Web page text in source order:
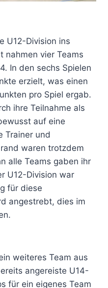
U12-Division ins
nahmen vier Teams
In den sechs Spielen
erzielt, was einen
pro Spiel ergab.
ihre Teilnahme als
auf eine
Trainer und
waren trotzdem
alle Teams gaben ihr
U12-Division war
für diese
angestrebt, dies im
weiteres Team aus
angereiste U14-
für ein eigenes Team